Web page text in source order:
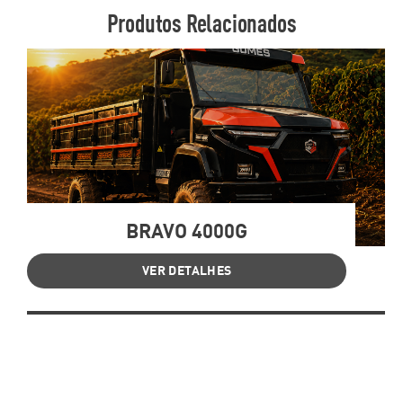
Produtos Relacionados
BRAVO 4000G
VER DETALHES